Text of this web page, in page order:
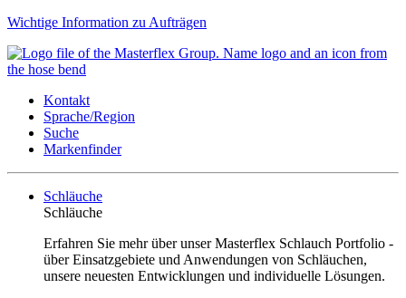
Wichtige Information zu Aufträgen
Kontakt
Sprache/Region
Suche
Markenfinder
Schläuche
Schläuche
Erfahren Sie mehr über unser Masterflex Schlauch Portfolio -
über Einsatzgebiete und Anwendungen von Schläuchen,
unsere neuesten Entwicklungen und individuelle Lösungen.